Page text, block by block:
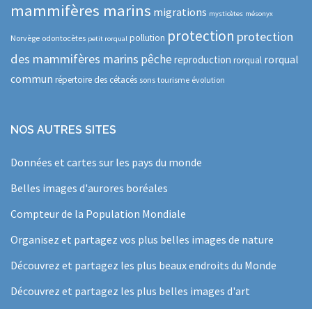
mammifères marins migrations mysticètes mésonyx
Norvège odontocètes petit rorqual pollution protection protection
des mammifères marins pêche reproduction rorqual rorqual
commun répertoire des cétacés sons tourisme évolution
NOS AUTRES SITES
Données et cartes sur les pays du monde
Belles images d'aurores boréales
Compteur de la Population Mondiale
Organisez et partagez vos plus belles images de nature
Découvrez et partagez les plus beaux endroits du Monde
Découvrez et partagez les plus belles images d'art